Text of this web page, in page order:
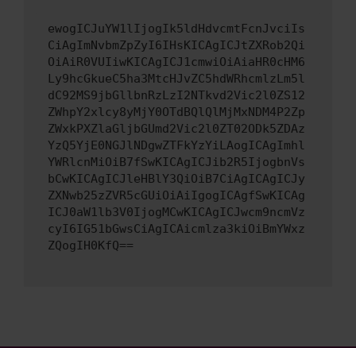
ewogICJuYW1lIjogIk5ldHdvcmtFcnJvciIs
CiAgImNvbmZpZyI6IHsKICAgICJtZXRob2Qi
OiAiR0VUIiwKICAgICJ1cmwiOiAiaHR0cHM6
Ly9hcGkueC5ha3MtcHJvZC5hdWRhcmlzLm5l
dC92MS9jbGllbnRzLzI2NTkvd2Vic2l0ZS12
ZWhpY2xlcy8yMjY0OTdBQlQlMjMxNDM4P2Zp
ZWxkPXZlaGljbGUmd2Vic2l0ZT02ODk5ZDAz
YzQ5YjE0NGJlNDgwZTFkYzYiLAogICAgImhl
YWRlcnMiOiB7fSwKICAgICJib2R5IjogbnVs
bCwKICAgICJleHBlY3QiOiB7CiAgICAgICJy
ZXNwb25zZVR5cGUiOiAiIgogICAgfSwKICAg
ICJ0aW1lb3V0IjogMCwKICAgICJwcm9ncmVz
cyI6IG51bGwsCiAgICAicmlza3kiOiBmYWxz
ZQogIH0KfQ==